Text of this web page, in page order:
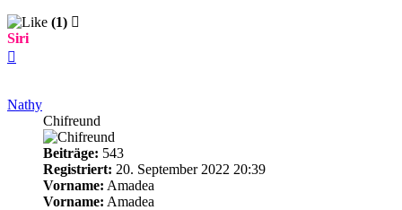
(1)
Siri
Nathy
Chifreund
Beiträge: 543
Registriert: 20. September 2022 20:39
Vorname: Amadea
Vorname: Amadea